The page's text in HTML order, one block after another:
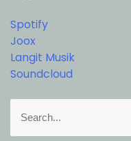
Spotify
Joox
Langit Musik
Soundcloud